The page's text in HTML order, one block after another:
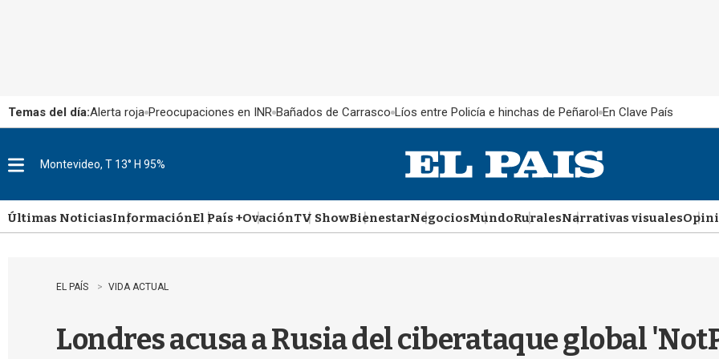
Temas del día:Alerta roja Preocupaciones en INR Bañados de Carrasco Líos entre Policía e hinchas de Peñarol En Clave País
u
Montevideo, T 13° H 95%
Últimas NoticiasInformaciónEl País +OvaciónTV ShowBienestarNegociosMundoRuralesNarrativas visuales
EL PAÍS VIDA ACTUAL
Londres acusa a Rusia del ciberataque global